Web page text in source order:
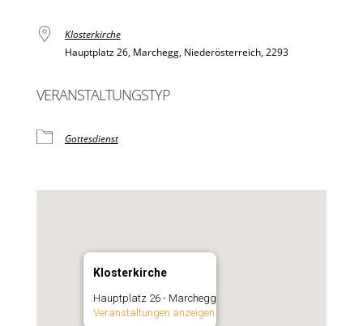
Klosterkirche
Hauptplatz 26, Marchegg, Niederösterreich, 2293
VERANSTALTUNGSTYP
Gottesdienst
Klosterkirche
Hauptplatz 26 - Marchegg
Veranstaltungen anzeigen